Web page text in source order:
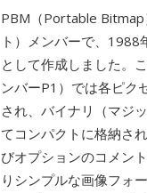
PBM（Portable Bitmap
ト）メンバーで、
として作成しました。
ンバーP1）では各ピク
され、バイナリ（マジ
てコンパクトに格納さ
びオプションのコメン
りシンプルな画像フォ